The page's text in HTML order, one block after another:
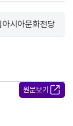
관
원문보기